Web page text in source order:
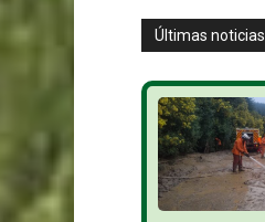
Últimas noticias